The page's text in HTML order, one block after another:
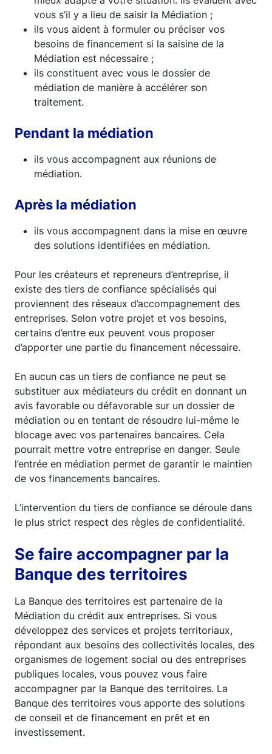
vous s’il y a lieu de saisir la Médiation ;
ils vous aident à formuler ou préciser vos
besoins de financement si la saisine de la
Médiation est nécessaire ;
ils constituent avec vous le dossier de
médiation de manière à accélérer son
traitement.
Pendant la médiation
ils vous accompagnent aux réunions de
médiation.
Après la médiation
ils vous accompagnent dans la mise en œuvre
des solutions identifiées en médiation.
Pour les créateurs et repreneurs d’entreprise, il
existe des tiers de confiance spécialisés qui
proviennent des réseaux d’accompagnement des
entreprises. Selon votre projet et vos besoins,
certains d’entre eux peuvent vous proposer
d’apporter une partie du financement nécessaire.
En aucun cas un tiers de confiance ne peut se
substituer aux médiateurs du crédit en donnant un
avis favorable ou défavorable sur un dossier de
médiation ou en tentant de résoudre lui-même le
blocage avec vos partenaires bancaires. Cela
pourrait mettre votre entreprise en danger. Seule
l’entrée en médiation permet de garantir le maintien
de vos financements bancaires.
L’intervention du tiers de confiance se déroule dans
le plus strict respect des règles de confidentialité.
Se faire accompagner par la
Banque des territoires
La Banque des territoires est partenaire de la
Médiation du crédit aux entreprises. Si vous
développez des services et projets territoriaux,
répondant aux besoins des collectivités locales, des
organismes de logement social ou des entreprises
publiques locales, vous pouvez vous faire
accompagner par la Banque des territoires. La
Banque des territoires vous apporte des solutions
de conseil et de financement en prêt et en
investissement.